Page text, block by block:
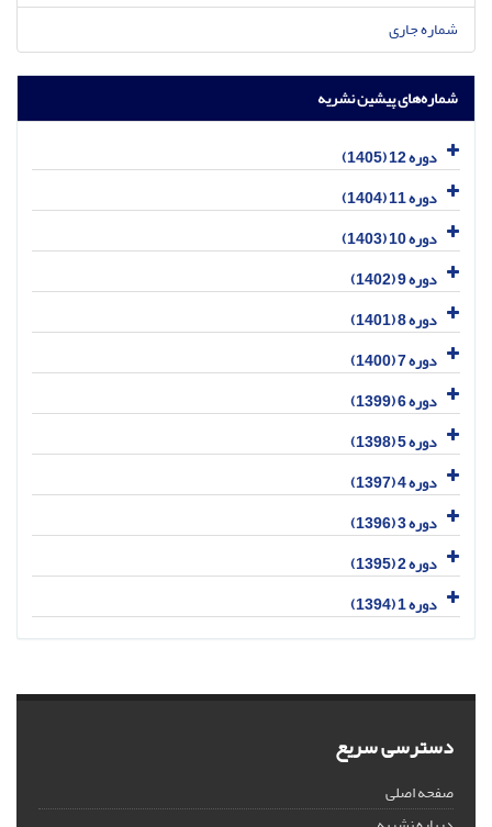
شماره جاری
شماره‌های پیشین نشریه
دوره 12 (1405)
دوره 11 (1404)
دوره 10 (1403)
دوره 9 (1402)
دوره 8 (1401)
دوره 7 (1400)
دوره 6 (1399)
دوره 5 (1398)
دوره 4 (1397)
دوره 3 (1396)
دوره 2 (1395)
دوره 1 (1394)
دسترسی سریع
صفحه اصلی